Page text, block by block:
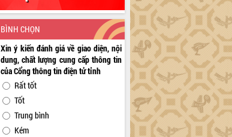
BÌNH CHỌN
Xin ý kiến đánh giá về giao diện, nội
dung, chất lượng cung cấp thông tin
của Cổng thông tin điện tử tỉnh
Rất tốt
Tốt
Trung bình
Kém